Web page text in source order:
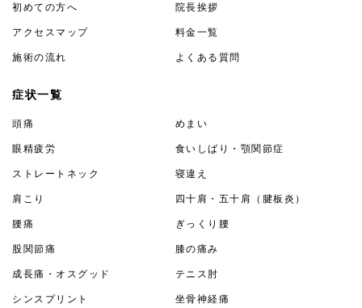
初めての方へ 院長挨拶
アクセスマップ 料金一覧
施術の流れ よくある質問
症状一覧
頭痛 めまい
眼精疲労 食いしばり・顎関節症
ストレートネック 寝違え
肩こり 四十肩・五十肩（腱板炎）
腰痛 ぎっくり腰
股関節痛 膝の痛み
成長痛・オスグッド テニス肘
シンスプリント 坐骨神経痛